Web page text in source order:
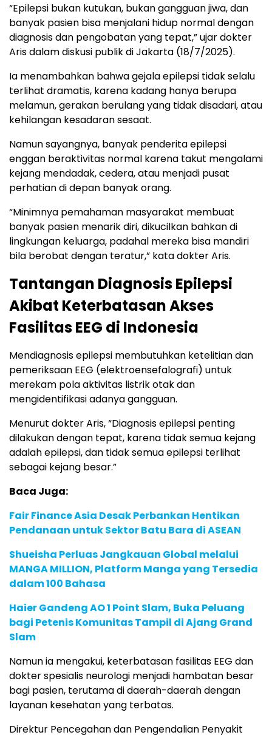
“Epilepsi bukan kutukan, bukan gangguan jiwa, dan
banyak pasien bisa menjalani hidup normal dengan
diagnosis dan pengobatan yang tepat,” ujar dokter
Aris dalam diskusi publik di Jakarta (18/7/2025).
Ia menambahkan bahwa gejala epilepsi tidak selalu
terlihat dramatis, karena kadang hanya berupa
melamun, gerakan berulang yang tidak disadari, atau
kehilangan kesadaran sesaat.
Namun sayangnya, banyak penderita epilepsi
enggan beraktivitas normal karena takut mengalami
kejang mendadak, cedera, atau menjadi pusat
perhatian di depan banyak orang.
“Minimnya pemahaman masyarakat membuat
banyak pasien menarik diri, dikucilkan bahkan di
lingkungan keluarga, padahal mereka bisa mandiri
bila berobat dengan teratur,” kata dokter Aris.
Tantangan Diagnosis Epilepsi
Akibat Keterbatasan Akses
Fasilitas EEG di Indonesia
Mendiagnosis epilepsi membutuhkan ketelitian dan
pemeriksaan EEG (elektroensefalografi) untuk
merekam pola aktivitas listrik otak dan
mengidentifikasi adanya gangguan.
Menurut dokter Aris, “Diagnosis epilepsi penting
dilakukan dengan tepat, karena tidak semua kejang
adalah epilepsi, dan tidak semua epilepsi terlihat
sebagai kejang besar.”
Baca Juga:
Fair Finance Asia Desak Perbankan Hentikan
Pendanaan untuk Sektor Batu Bara di ASEAN
Shueisha Perluas Jangkauan Global melalui
MANGA MILLION, Platform Manga yang Tersedia
dalam 100 Bahasa
Haier Gandeng AO 1 Point Slam, Buka Peluang
bagi Petenis Komunitas Tampil di Ajang Grand
Slam
Namun ia mengakui, keterbatasan fasilitas EEG dan
dokter spesialis neurologi menjadi hambatan besar
bagi pasien, terutama di daerah-daerah dengan
layanan kesehatan yang terbatas.
Direktur Pencegahan dan Pengendalian Penyakit